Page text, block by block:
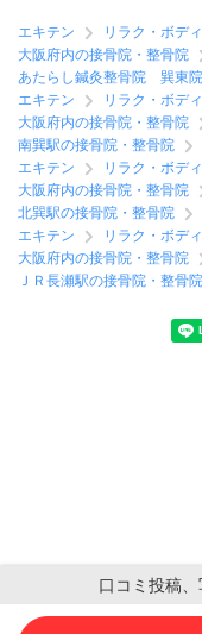
エキテン リラク・ボデ
大阪府内の接骨院・整骨院
あたらし鍼灸整骨院 巽東院
エキテン
リラク・ボデ
大阪府内の接骨院・整骨院
南巽駅の接骨院・整骨院
エキテン
リラク・ボデ
大阪府内の接骨院・整骨院
北巽駅の接骨院・整骨院
エキテン
リラク・ボデ
大阪府内の接骨院・整骨院
ＪＲ長瀬駅の接骨院・整骨院
口コミ投稿